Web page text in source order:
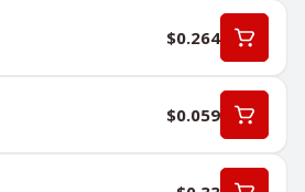
$0.264
$0.059